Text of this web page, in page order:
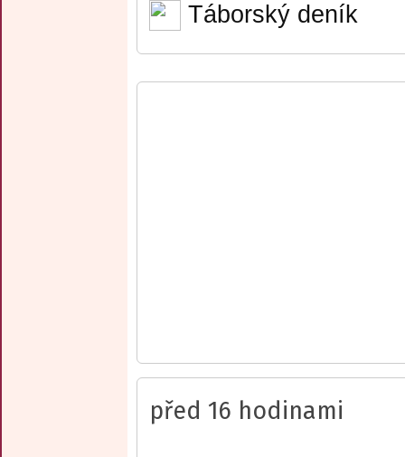
Táborský deník
před 16 hodinami